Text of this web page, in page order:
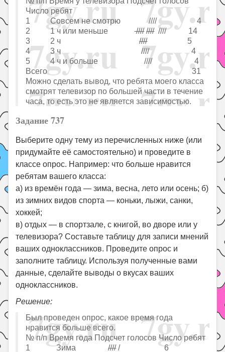
Число ребят
1 Совсем не смотрю //// 4
2 1 ч или меньше//// //////// 14
3 2 ч////5
4 3 ч //// 4
5 4 ч и больше //// 4
Всего 31
Можно сделать вывод, что ребята моего класса
смотрят телевизор по большей части в течение
часа, то есть это не является зависимостью.
Задание 737
Выберите одну тему из перечисленных ниже (или
придумайте её самостоятельно) и проведите в
классе опрос. Например: что больше нравится
ребятам вашего класса:
а) из времён года — зима, весна, лето или осень; б)
из зимних видов спорта — коньки, лыжи, санки,
хоккей;
в) отдых — в спортзале, с книгой, во дворе или у
телевизора? Составьте таблицу для записи мнений
ваших одноклассников. Проведите опрос и
заполните таблицу. Используя полученные вами
данные, сделайте выводы о вкусах ваших
одноклассников.
Решение:
Был проведен опрос, какое время года
нравится больше всего.
№ п/п Время года Подсчет голосов Число ребят
1 Зима///// 6